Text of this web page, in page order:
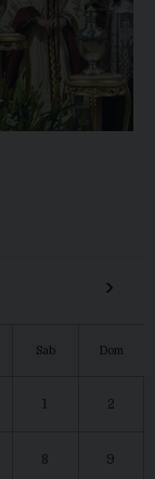
›
Sab Dom
1 2
8 9